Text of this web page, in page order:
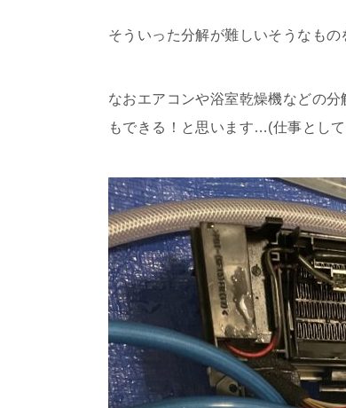
そういった分解が難しいそうなも
なおエアコンや浴室乾燥機などの
もできる！と思います…(仕事として